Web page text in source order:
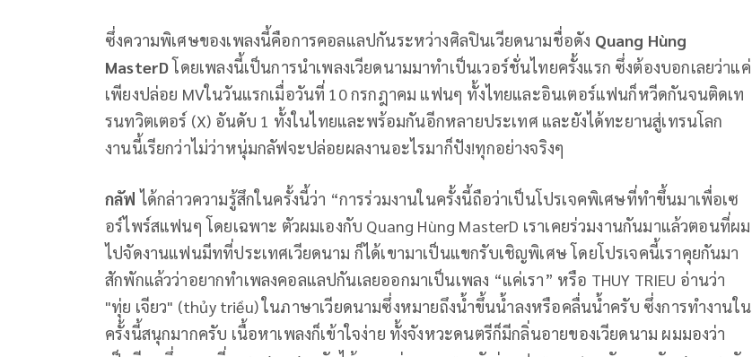
ซึ่งความพิเศษของเพลงนี้คือการคอลแลปกันระหว่างศิลปินเวียดนามชื่อดัง Quang Hùng
MasterDโดยเพลงนี้เป็นการนำเพลงเวียดนามมาทำเป็นเวอร์ชั่นไทยครั้งแรก ซึ่งต้องบอกเลยว่าแค่
เพียงปล่อย MVในวันแรกเมื่อวันที่ 10 กรกฎาคม แฟนๆ ทั้งไทยและอินเตอร์แฟนก็หวีดกันจนติดเท
รนทวิตเตอร์ (X) อันดับ 1 ทั้งในไทยและพร้อมกันอีกหลายประเทศ และยังได้ทะยานสู่เทรนโลก
งานนี้เรียกว่าไม่ว่าหนุ่มกลัฟจะปล่อยผลงานอะไรมาก็ปัง!ทุกอย่างจริงๆ
กลัฟ ได้กล่าวความรู้สึกในครั้งนี้ว่า “การร่วมงานในครั้งนี้ถือว่าเป็นโปรเจคพิเศษที่ทำขึ้นมาเพื่อเซ
อร์ไพร์สแฟนๆ โดยเฉพาะ ตัวผมเองกับ Quang Hùng MasterD เราเคยร่วมงานกันมาแล้วตอนที่ผม
ไปจัดงานแฟนมีทที่ประเทศเวียดนาม ก็ได้เขามาเป็นแขกรับเชิญพิเศษ โดยโปรเจคนี้เราคุยกันมา
สักพักแล้วว่าอยากทำเพลงคอลแลปกันเลยออกมาเป็นเพลง “แค่เรา” หรือ THUY TRIEU อ่านว่า
"ทุ่ย เจียว" (thủy triều) ในภาษาเวียดนามซึ่งหมายถึงน้ำขึ้นน้ำลงหรือคลื่นน้ำครับ ซึ่งการทำงานใน
ครั้งนี้สนุกมากครับ เนื้อหาเพลงก็เข้าใจง่าย ทั้งจังหวะดนตรีก็มีกลิ่นอายของเวียดนาม ผมมองว่า